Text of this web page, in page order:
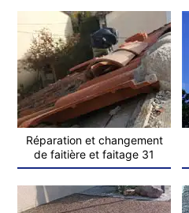
Réparation et changement
de faitière et faitage 31